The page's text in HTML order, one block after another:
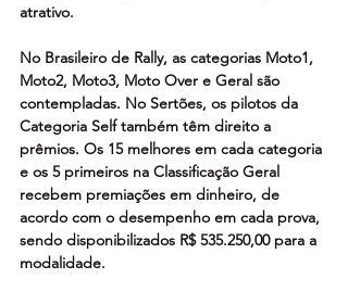
atrativo.
No Brasileiro de Rally, as categorias Moto1,
Moto2, Moto3, Moto Over e Geral são
contempladas. No Sertões, os pilotos da
Categoria Self também têm direito a
prêmios. Os 15 melhores em cada categoria
e os 5 primeiros na Classificação Geral
recebem premiações em dinheiro, de
acordo com o desempenho em cada prova,
sendo disponibilizados R$ 535.250,00 para a
modalidade.